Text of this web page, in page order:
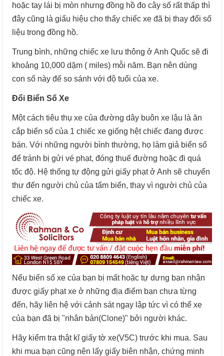
hoặc tay lái bị mòn nhưng đồng hồ đo cây số rất thấp thì
đây cũng là giấu hiệu cho thấy chiếc xe đã bị thay đổi số
liệu trong đồng hồ.
Trung bình, những chiếc xe lưu thông ở Anh Quốc sẽ đi
khoảng 10,000 dặm ( miles) mỗi năm. Bạn nên dùng
con số này để so sánh với độ tuổi của xe.
Đổi Biển Số Xe
Một cách tiêu thụ xe của đường dây buôn xe lậu là ăn
cắp biển số của 1 chiếc xe giống hệt chiếc đang được
bán. Với những người bình thường, họ làm giả biển số
để tránh bị gửi vé phạt, đóng thuế đường hoặc đi quá
tốc độ. Hệ thống tự động gửi giấy phạt ở Anh sẽ chuyển
thư đến người chủ của tấm biển, thay vì người chủ của
chiếc xe.
Nếu biển số xe của bạn bị mất hoặc tự dưng bạn nhận
được giấy phạt xe ở những địa điểm bạn chưa từng
đến, hãy liên hệ với cảnh sát ngay lập tức vì có thể xe
của bạn đã bị "nhân bản(Clone)" bởi người khác.
Hãy kiểm tra thật kĩ giấy tờ xe(V5C) trước khi mua. Sau
khi mua bạn cũng nên lấy giấy biên nhận, chứng minh